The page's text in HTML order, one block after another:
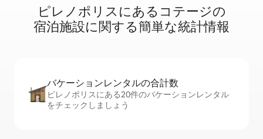
ピレノポリスに⁠あ⁠るコ⁠テ⁠ー⁠ジ⁠の
宿⁠泊⁠施⁠設⁠に関⁠す⁠る簡⁠単⁠な統⁠計⁠情⁠報
バケーションレ⁠ン⁠タ⁠ル⁠の合⁠計⁠数
ピレノポリスにある20件のバケーションレンタル
をチェックしましょう